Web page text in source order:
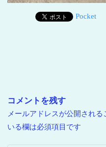
Pocket
コメントを残す
メールアドレスが公開される
いる欄は必須項目です